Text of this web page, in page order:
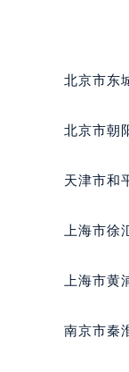
北京市东
北京市朝
天津市和
上海市徐
上海市
南京市秦